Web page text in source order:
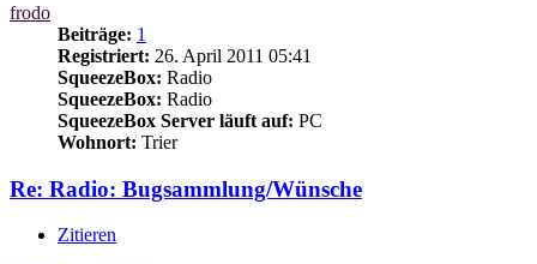
frodo
Beiträge: 1
Registriert: 26. April 2011 05:41
SqueezeBox: Radio
SqueezeBox: Radio
SqueezeBox Server läuft auf: PC
Wohnort: Trier
Re: Radio: Bugsammlung/Wünsche
Zitieren